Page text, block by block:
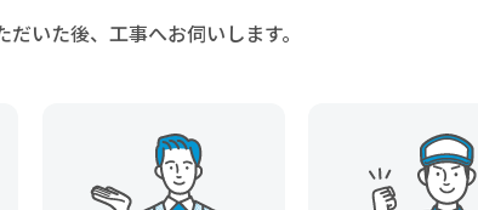
だいた後、工事へお伺いします。